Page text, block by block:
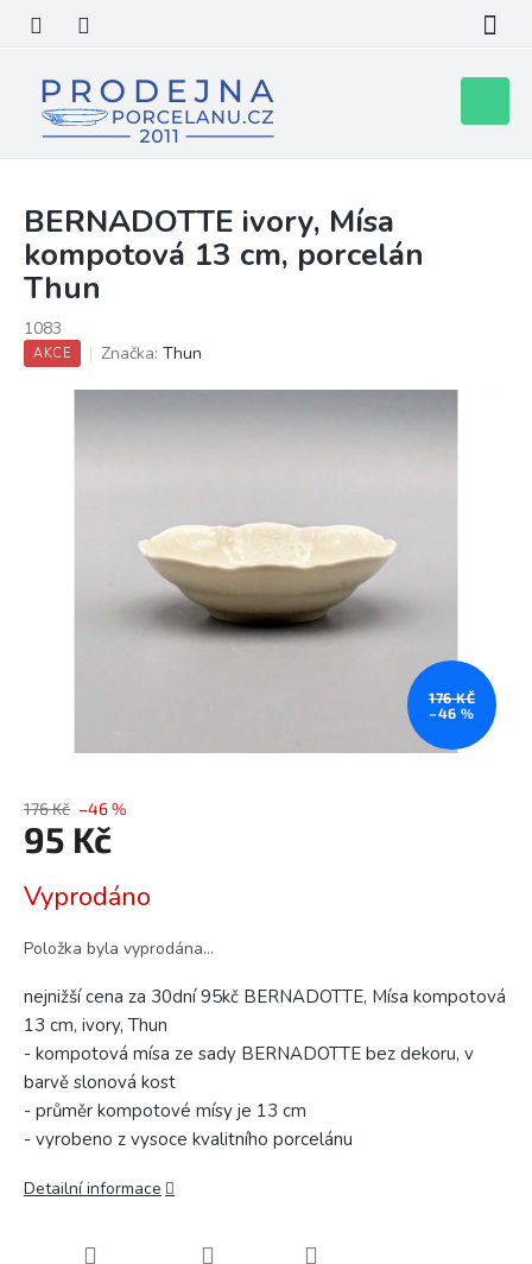
obsah
košík
BERNADOTTE ivory, Mísa
kompotová 13 cm, porcelán
Thun
1083
AKCE Značka: Thun
176 KČ
–46 %
176 Kč –46 %
95 Kč
cena:
Vyprodáno
Položka byla vyprodána…
nejnižší cena za 30dní 95kč BERNADOTTE, Mísa kompotová
13 cm, ivory, Thun
- kompotová mísa ze sady BERNADOTTE bez dekoru, v
barvě slonová kost
- průměr kompotové mísy je 13 cm
- vyrobeno z vysoce kvalitního porcelánu
Detailní informace